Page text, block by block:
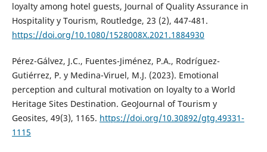
loyalty among hotel guests, Journal of Quality Assurance in
Hospitality y Tourism, Routledge, 23 (2), 447-481.
https://doi.org/10.1080/1528008X.2021.1884930
Pérez-Gálvez, J.C., Fuentes-Jiménez, P.A., Rodríguez-
Gutiérrez, P. y Medina-Viruel, M.J. (2023). Emotional
perception and cultural motivation on loyalty to a World
Heritage Sites Destination. GeoJournal of Tourism y
Geosites, 49(3), 1165. https://doi.org/10.30892/gtg.49331-
1115